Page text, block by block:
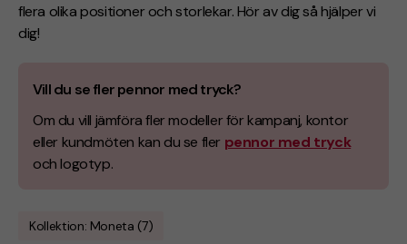
flera olika positioner och storlekar. Hör av dig så hjälper vi
dig!
Vill du se fler pennor med tryck?
Om du vill jämföra fler modeller för kampanj, kontor
eller kundmöten kan du se fler pennor med tryck
och logotyp.
Kollektion: Moneta (7)